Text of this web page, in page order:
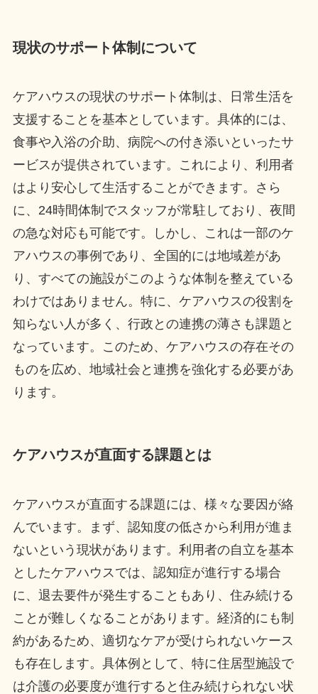
現状のサポート体制について
ケアハウスの現状のサポート体制は、日常生活を
支援することを基本としています。具体的には、
食事や入浴の介助、病院への付き添いといったサ
ービスが提供されています。これにより、利用者
はより安心して生活することができます。さら
に、24時間体制でスタッフが常駐しており、夜間
の急な対応も可能です。しかし、これは一部のケ
アハウスの事例であり、全国的には地域差があ
り、すべての施設がこのような体制を整えている
わけではありません。特に、ケアハウスの役割を
知らない人が多く、行政との連携の薄さも課題と
なっています。このため、ケアハウスの存在その
ものを広め、地域社会と連携を強化する必要があ
ります。
ケアハウスが直面する課題とは
ケアハウスが直面する課題には、様々な要因が絡
んでいます。まず、認知度の低さから利用が進ま
ないという現状があります。利用者の自立を基本
としたケアハウスでは、認知症が進行する場合
に、退去要件が発生することもあり、住み続ける
ことが難しくなることがあります。経済的にも制
約があるため、適切なケアが受けられないケース
も存在します。具体例として、特に住居型施設で
は介護の必要度が進行すると住み続けられない状